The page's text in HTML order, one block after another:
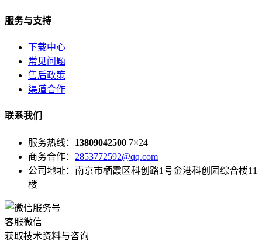
服务与支持
下载中心
常见问题
售后政策
渠道合作
联系我们
服务热线： 13809042500 7×24
商务合作： 2853772592@qq.com
公司地址：南京市栖霞区科创路1号金港科创园综合楼11
楼
客服微信
获取技术资料与咨询